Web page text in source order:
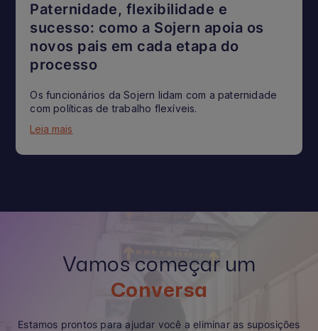
Paternidade, flexibilidade e
sucesso: como a Sojern apoia os
novos pais em cada etapa do
processo
Os funcionários da Sojern lidam com a paternidade
com políticas de trabalho flexíveis.
Leia mais
Vamos começar um
Conversa
Estamos prontos para ajudar você a eliminar as suposições